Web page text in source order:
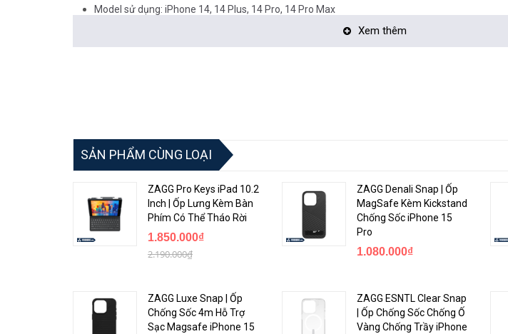
Model sử dụng: iPhone 14, 14 Plus, 14 Pro, 14 Pro Max
Nhận dạng sạc Magsafe
Sử dụng nhựa tái chế và bao bì hoàn toàn thân thiện với môi trường
Clear
Xem thêm
SẢN PHẨM CÙNG LOẠI
ZAGG Pro Keys iPad 10.2
Inch | Ốp Lưng Kèm Bàn
Phím Có Thể Tháo Rời
1.850.000₫
2.190.000₫
ZAGG Denali Snap | Ốp
MagSafe Kèm Kickstand
Chống Sốc iPhone 15
Pro
1.080.000₫
ZAGG Luxe Snap | Ốp
Chống Sốc 4m Hỗ Trợ
Sạc Magsafe iPhone 15
ZAGG ESNTL Clear Snap
| Ốp Chống Sốc Chống Ố
Vàng Chống Trầy iPhone